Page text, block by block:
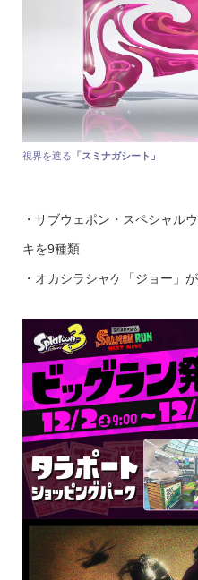
視界を遮る 「スミナガシート」
・サブウェポン・スペシャル
キを9種類
・オカシラシャケ「ジョー」